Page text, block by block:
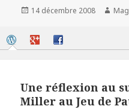
Publié
14 décembre 2008
Une réflexion au
Miller au Jeu de